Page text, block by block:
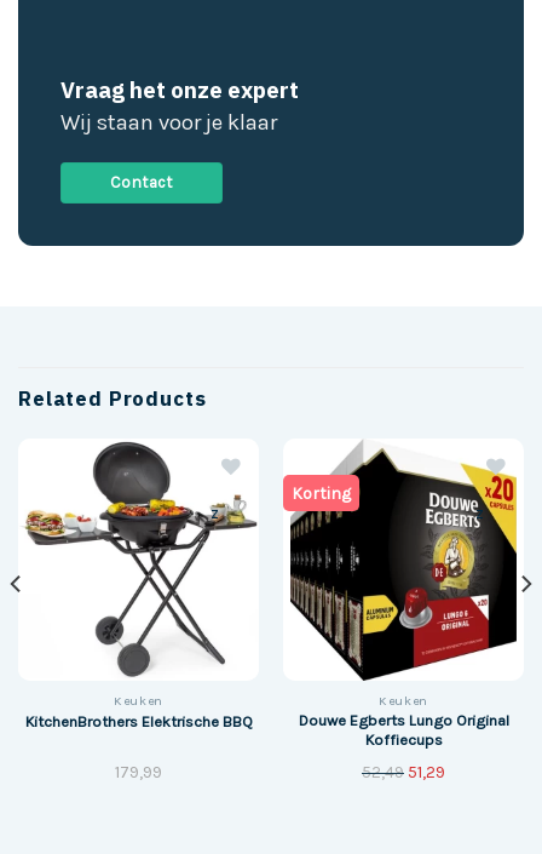
Vraag het onze expert
Wij staan voor je klaar
Contact
Related Products
z
Keuken
KitchenBrothers Elektrische BBQ
179,99
Korting
z
Keuken
Douwe Egberts Lungo Original
Koffiecups
52,49 Original
51,29